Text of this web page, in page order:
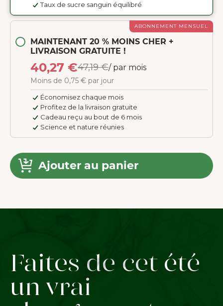
ABONNEMENT MENSUEL
MAINTENANT 20 % MOINS CHER +
LIVRAISON GRATUITE !
40,27 €47,19 €/ par mois
Moins de 0,75 € par jour
Économisez chaque mois
Profitez de la livraison gratuite
Cadeau reçu au bout de 6 mois
Science et nature réunies
Taux de sucre sanguin équilibré
Ajouter au panier
Faites de cet été
un vrai